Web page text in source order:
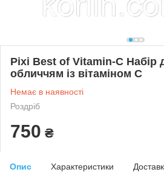
Pixi Best of Vitamin-C Набір
обличчям із вітаміном С
Немає в наявності
Роздріб
750 ₴
Опис Характеристики